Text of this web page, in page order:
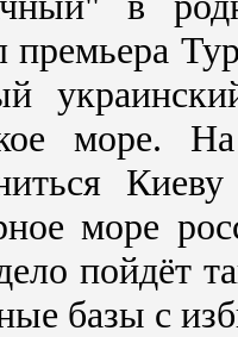
море.
море
пойдёт
базы c